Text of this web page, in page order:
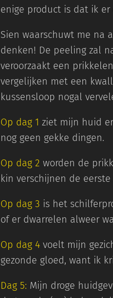
enige product is dat ik
Sien waarschuwt me na
denken! De peeling zal
veroorzaakt een
vergelijken met een
kussensloop nogal
Op dag 1 ziet mijn huid
nog geen gekke dingen.
Op dag 2 worden de
kin verschijnen de
Op dag 3 is het
of er dwarrelen alweer
Op dag 4voelt mijn
gezonde gloed, want ik
Dag 5: Mijn droge